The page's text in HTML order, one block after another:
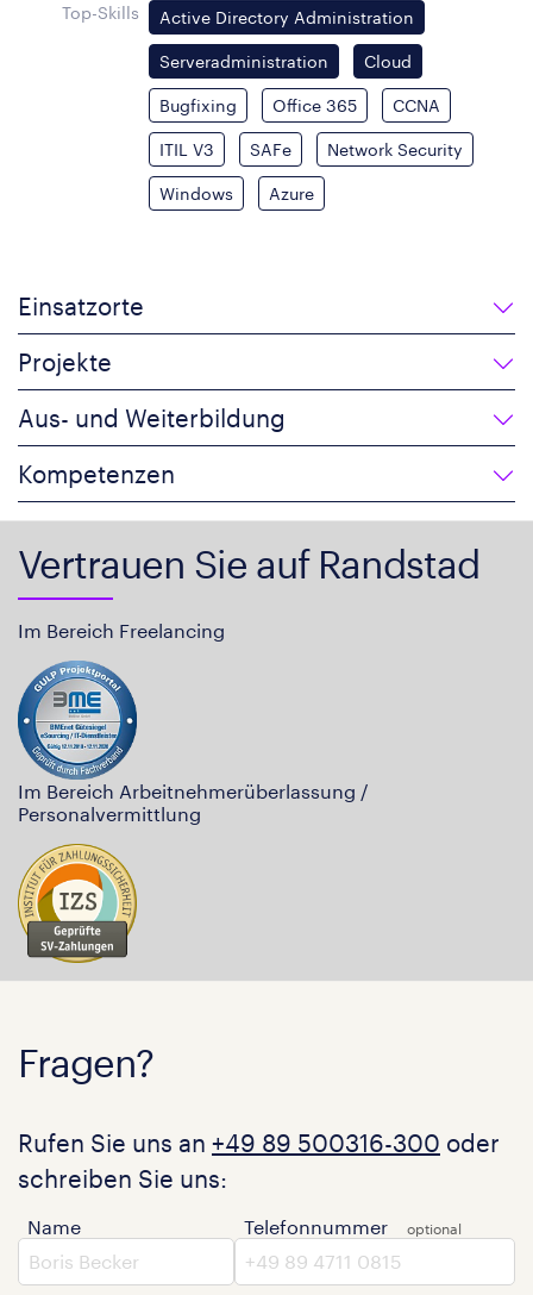
Top-Skills Active Directory Administration
Serveradministration Cloud
Bugfixing Office 365 CCNA
ITIL V3 SAFe Network Security
Windows Azure
Einsatzorte
Projekte
Aus- und Weiterbildung
Kompetenzen
Vertrauen Sie auf Randstad
Im Bereich Freelancing
Im Bereich Arbeitnehmerüberlassung /
Personalvermittlung
Fragen?
Rufen Sie uns an +49 89 500316-300 oder
schreiben Sie uns:
Name Telefonnummer